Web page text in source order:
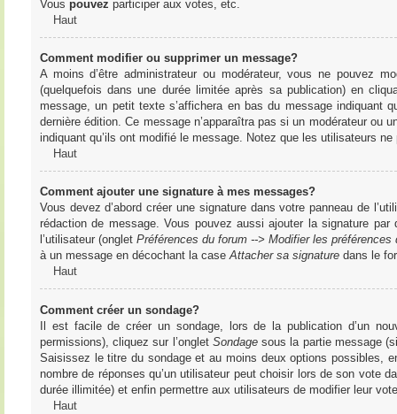
Vous pouvez participer aux votes, etc.
Haut
Comment modifier ou supprimer un message?
A moins d’être administrateur ou modérateur, vous ne pouvez
(quelquefois dans une durée limitée après sa publication) en
message, un petit texte s’affichera en bas du message indiquant
dernière édition. Ce message n’apparaîtra pas si un modérateur
indiquant qu’ils ont modifié le message. Notez que les utilisateurs
Haut
Comment ajouter une signature à mes messages?
Vous devez d’abord créer une signature dans votre panneau de
rédaction de message. Vous pouvez aussi ajouter la signature
l’utilisateur (onglet Préférences du forum --> Modifier les préférences
à un message en décochant la caseAttacher sa signaturedans le
Haut
Comment créer un sondage?
Il est facile de créer un sondage, lors de la publication d’un
permissions), cliquez sur l’onglet Sondagesous la partie message
Saisissez le titre du sondage et au moins deux options possibles,
nombre de réponses qu’un utilisateur peut choisir lors de son vote
durée illimitée) et enfin permettre aux utilisateurs de modifier leur
Haut